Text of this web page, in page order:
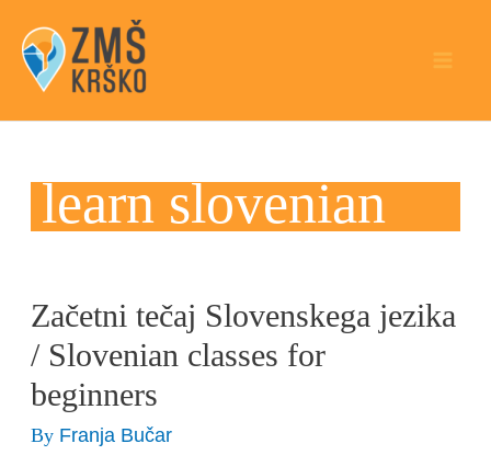
content
learn slovenian
Začetni tečaj Slovenskega jezika
/ Slovenian classes for
beginners
By Franja Bučar
Začetni
tečaj
jezika
/